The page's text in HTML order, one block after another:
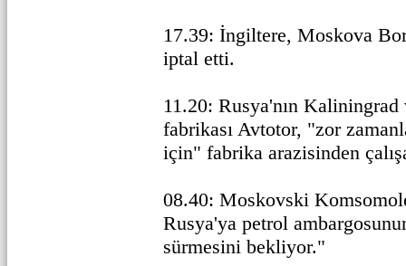
17.39: İngiltere, Moskova
iptal etti.
11.20: Rusya'nın
fabrikası Avtotor, "zor
için" fabrika arazisinden
08.40: Moskovski
Rusya'ya petrol
sürmesini bekliyor."